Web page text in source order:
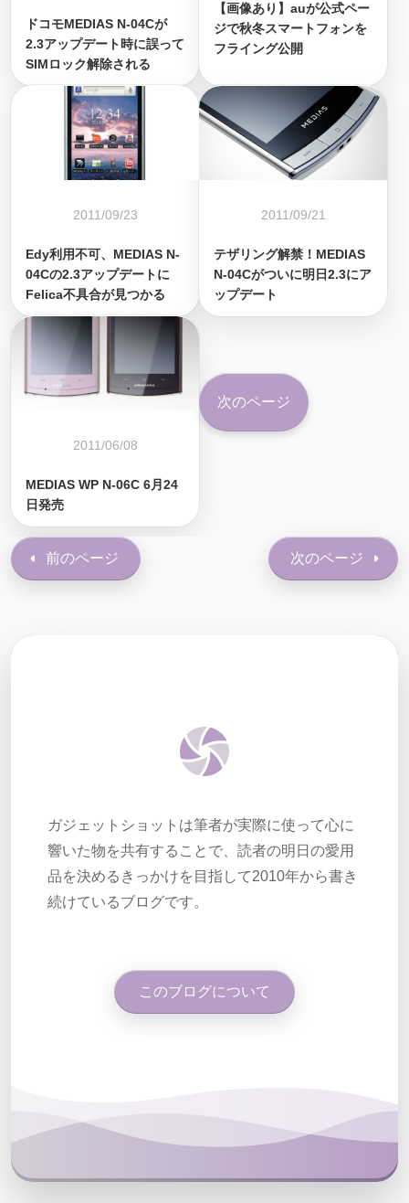
ドコモMEDIAS N-04Cが
2.3アップデート時に誤って
SIMロック解除される
【画像あり】auが公式ペー
ジで秋冬スマートフォンを
フライング公開
2011/09/23
Edy利用不可、MEDIAS N-
04Cの2.3アップデートに
Felica不具合が見つかる
2011/09/21
テザリング解禁！MEDIAS
N-04Cがついに明日2.3にア
ップデート
2011/06/08
MEDIAS WP N-06C 6月24
日発売
次のページ
前のページ 次のページ
ガジェットショットは筆者が実際に使って心に
響いた物を共有することで、読者の明日の愛用
品を決めるきっかけを目指して2010年から書き
続けているブログです。
このブログについて